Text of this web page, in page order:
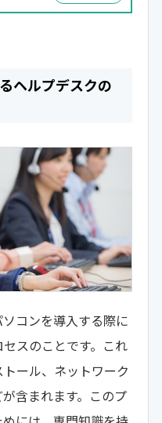
ヘルプデスクの
コンを導入する際に
スのことです。これ
ール、ネットワーク
含まれます。このプ